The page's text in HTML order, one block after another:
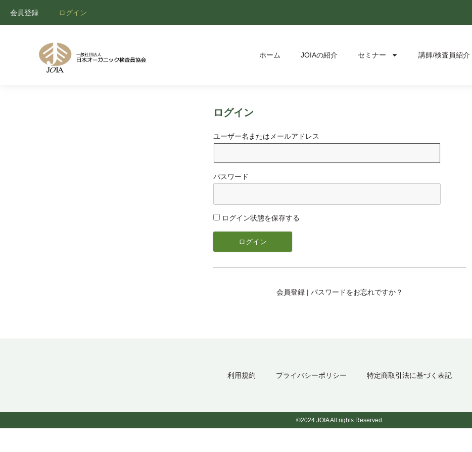
会員登録 ログイン
ホーム JOIAの紹介 セミナー 講師/検査員紹介
ログイン
ユーザー名またはメールアドレス
パスワード
ログイン状態を保存する
会員登録 | パスワードをお忘れですか？
利用規約 プライバシーポリシー 特定商取引法に基づく表記
©2024 JOIA All rights Reserved.